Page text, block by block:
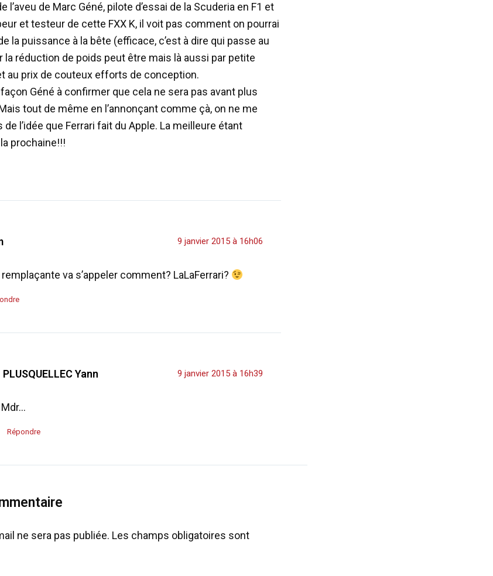
l’aveu de Marc Géné, pilote d’essai de la Scuderia en F1 et
et testeur de cette FXX K, il voit pas comment on pourrai
la puissance à la bête (efficace, c’est à dire qui passe au
la réduction de poids peut être mais là aussi par petite
au prix de couteux efforts de conception.
Géné à confirmer que cela ne sera pas avant plus
tout de même en l’annonçant comme çà, on ne me
de l’idée que Ferrari fait du Apple. La meilleure étant
prochaine!!!
9 janvier 2015 à 16h06
remplaçante va s’appeler comment? LaLaFerrari?
PLUSQUELLEC Yann 9 janvier 2015 à 16h39
Mdr…
Répondre
ne sera pas publiée. Les champs obligatoires sont